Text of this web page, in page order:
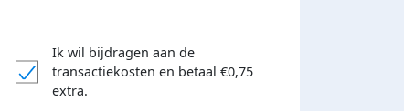
Donateurs bedankt
Ik wil bijdragen aan de
transactiekosten en betaal €0,75
extra.